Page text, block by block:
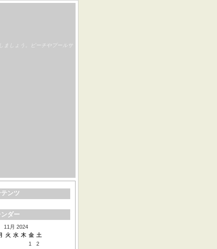
ましょう。ビーチやプールサ
テンツ
ンダー
11月 2024
火 水 木 金 土
1
2